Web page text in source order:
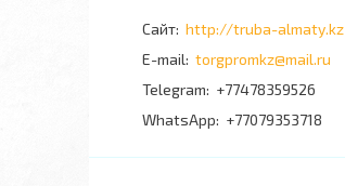
http://truba-almaty.kz
torgpromkz@mail.ru
+77478359526
+77079353718